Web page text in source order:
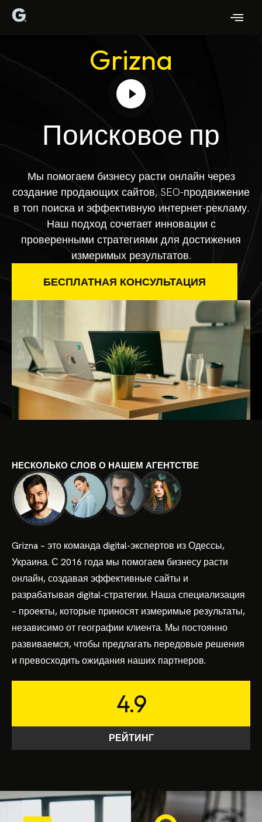
Grizna
оисковое пр од
Мы помогаем бизнесу расти онлайн через
создание продающих сайтов, SEO-продвижение
в топ поиска и эффективную интернет-рекламу.
Наш подход сочетает инновации с
проверенными стратегиями для достижения
измеримых результатов.
БЕСПЛАТНАЯ КОНСУЛЬТАЦИЯ
НЕСКОЛЬКО СЛОВ О НАШЕМ АГЕНТСТВЕ
Grizna – это команда digital-экспертов из Одессы,
Украина. С 2016 года мы помогаем бизнесу расти
онлайн, создавая эффективные сайты и
разрабатывая digital-стратегии. Наша специализация
– проекты, которые приносят измеримые результаты,
независимо от географии клиента. Мы постоянно
развиваемся, чтобы предлагать передовые решения
и превосходить ожидания наших партнеров.
4.9
РЕЙТИНГ